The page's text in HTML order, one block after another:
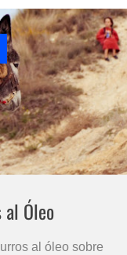
del Dibujo A
Actrices de Hollywood
de negras
pintura surrealista
Óleo
al óleo sobre